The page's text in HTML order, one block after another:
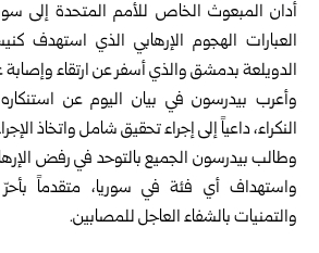
أدان المبعوث الخاص للأمم المتحدة إلى
العبارات الهجوم الإرهابي الذي استهدف
الدويلعة بدمشق والذي أسفر عن ارتقاء
وأعرب بيدرسون في بيان اليوم عن
النكراء، داعياً إلى إجراء تحقيق شامل واتخاذ
وطالب بيدرسون الجميع بالتوحد في رفض
واستهداف أي فئة في سوريا، متقدماً بأحرّ
والتمنيات بالشفاء العاجل للمصابين.